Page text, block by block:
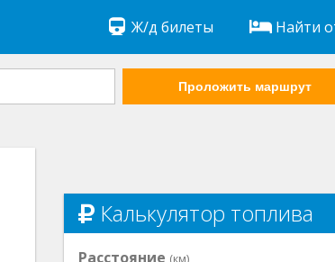
Ж/д билеты Найти
Проложить маршрут
Калькулятор топлива
Расстояние (км)